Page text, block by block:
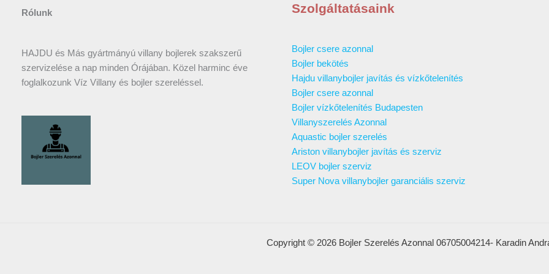
Rólunk
HAJDU és Más gyártmányú villany bojlerek szakszerű
szervizelése a nap minden Órájában. Közel harminc éve
foglalkozunk Víz Villany és bojler szereléssel.
Szolgáltatásaink
Bojler csere azonnal
Bojler bekötés
Hajdu villanybojler javítás és vízkőtelenítés
Bojler csere azonnal
Bojler vízkőtelenítés Budapesten
Villanyszerelés Azonnal
Aquastic bojler szerelés
Ariston villanybojler javítás és szerviz
LEOV bojler szerviz
Super Nova villanybojler garanciális szerviz
Copyright © 2026 Bojler Szerelés Azonnal 06705004214- Karadin